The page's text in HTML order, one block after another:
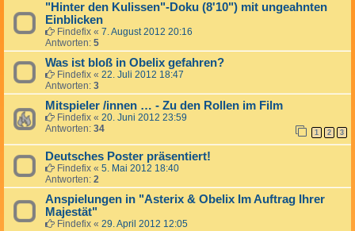
"Hinter den Kulissen"-Doku (8'10") mit ungeahnten
Einblicken
Findefix « 7. August 2012 20:16
Antworten: 5
Was ist bloß in Obelix gefahren?
Findefix « 22. Juli 2012 18:47
Antworten: 3
Mitspieler /innen … - Zu den Rollen im Film
Findefix « 20. Juni 2012 23:59
Antworten: 34 1 2 3
Deutsches Poster präsentiert!
Findefix « 5. Mai 2012 18:40
Antworten: 2
Anspielungen in "Asterix & Obelix Im Auftrag Ihrer
Majestät"
Findefix « 29. April 2012 12:05